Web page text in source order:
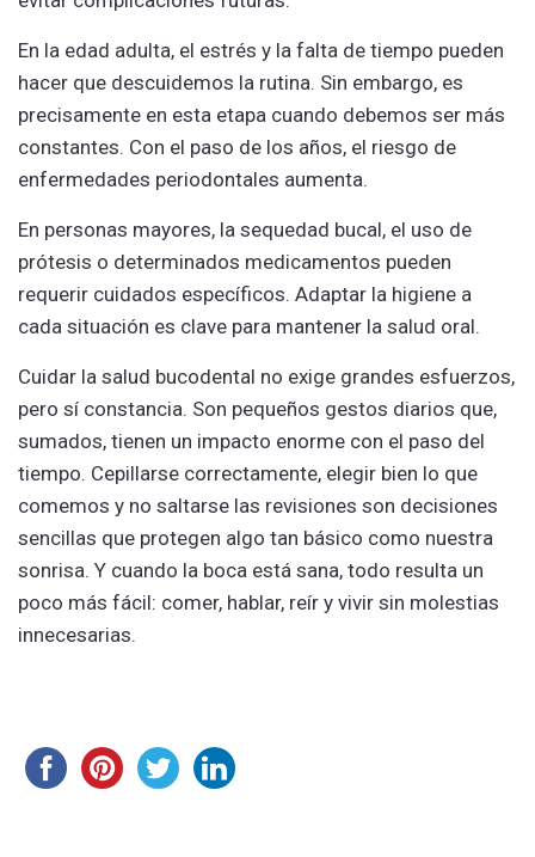
En la edad adulta, el estrés y la falta de tiempo pueden
hacer que descuidemos la rutina. Sin embargo, es
precisamente en esta etapa cuando debemos ser más
constantes. Con el paso de los años, el riesgo de
enfermedades periodontales aumenta.
En personas mayores, la sequedad bucal, el uso de
prótesis o determinados medicamentos pueden
requerir cuidados específicos. Adaptar la higiene a
cada situación es clave para mantener la salud oral.
Cuidar la salud bucodental no exige grandes esfuerzos,
pero sí constancia. Son pequeños gestos diarios que,
sumados, tienen un impacto enorme con el paso del
tiempo. Cepillarse correctamente, elegir bien lo que
comemos y no saltarse las revisiones son decisiones
sencillas que protegen algo tan básico como nuestra
sonrisa. Y cuando la boca está sana, todo resulta un
poco más fácil: comer, hablar, reír y vivir sin molestias
innecesarias.